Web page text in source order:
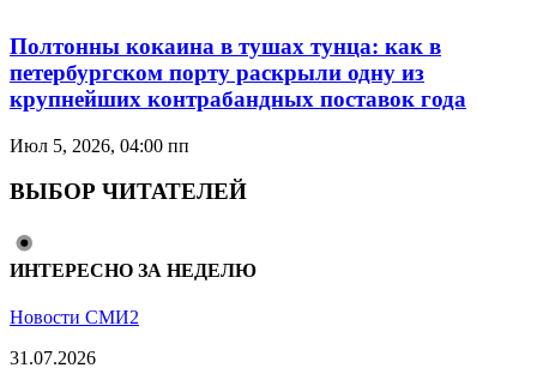
Полтонны кокаина в тушах тунца: как в
петербургском порту раскрыли одну из
крупнейших контрабандных поставок года
Июл 5, 2026, 04:00 пп
ВЫБОР ЧИТАТЕЛЕЙ
ИНТЕРЕСНО ЗА НЕДЕЛЮ
Новости СМИ2
31.07.2026